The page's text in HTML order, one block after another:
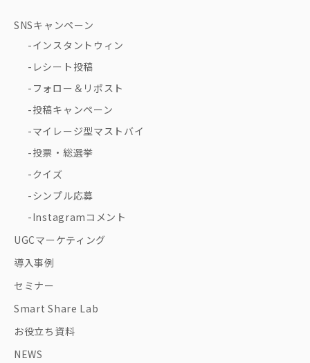
SNSキャンペーン
インスタントウィン
レシート投稿
フォロー＆リポスト
投稿キャンペーン
マイレージ型マストバイ
投票・総選挙
クイズ
シンプル応募
Instagramコメント
UGCマーケティング
導入事例
セミナー
Smart Share Lab
お役立ち資料
NEWS